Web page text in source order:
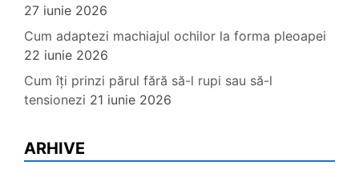
27 iunie 2026
Cum adaptezi machiajul ochilor la forma pleoapei
22 iunie 2026
Cum îți prinzi părul fără să-l rupi sau să-l
tensionezi 21 iunie 2026
ARHIVE